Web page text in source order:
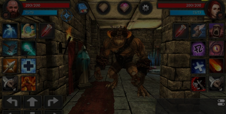
una bola de fuego y luego cargar un potente ataque con el arco.En
la ciudad, podemos gastar nuestra moneda y materiales en
comprar nuevo equipo a los PNJ, mejorar objetos o comprar
mejoras que aumentan el espacio de nuestro inventario,
proporcionan pociones adicionales y mucho más.Tanto el estilo
pixel art como el ángulo de la cámara son bastante únicos. El
mayor inconveniente es que la interfaz no está pulida: no arruina
la experiencia de juego, pero es difícil de ignorar.Labyrinth Legend
II se monetiza mostrando un anuncio tras superar una mazmorra,
algunos anuncios incentivados, un iAP de 4,99 $ para eliminar
todos los anuncios y dos iAP de 1,99 $ para clases de personajes